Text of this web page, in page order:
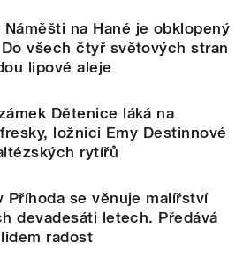
Náměšti na Hané je obklopený
všech čtyř světových stran
lipové aleje
Dětenice láká na
ložnici Emy Destinnové
rytířů
Příhoda se věnuje malířství
devadesáti letech. Předává
radost